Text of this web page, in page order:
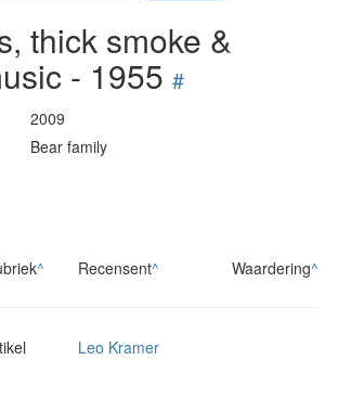
thick smoke &
- 1955 #
2009
Bear family
^ Recensent^ Waardering^
Leo Kramer